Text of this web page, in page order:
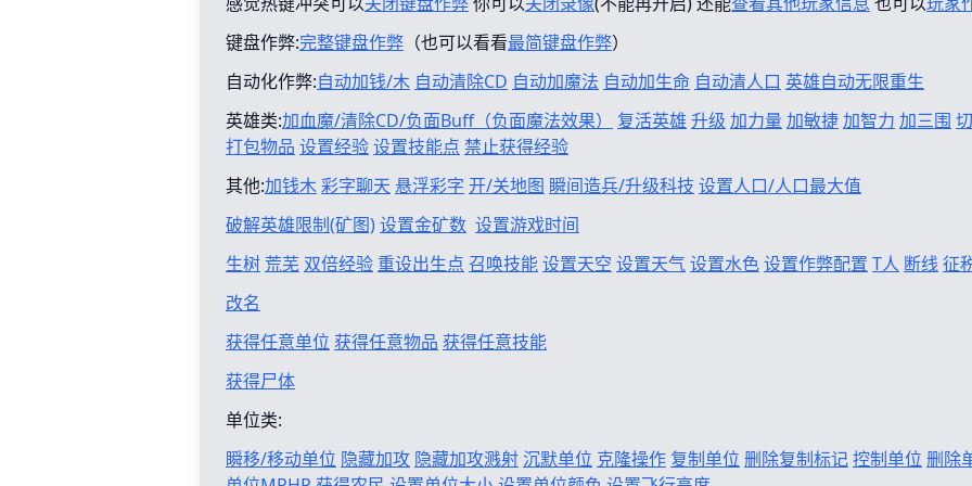
键盘作弊:完整键盘作弊 （也可以看看最简键盘作弊）
自动化作弊:自动加钱/木 自动清除CD 自动加魔法 自动加生命 自动清人口 英雄自动无限重生
英雄类:加血魔/清除CD/负面Buff（负面魔法效果） 复活英雄 升级 加力量 加敏捷加智力 加三围
打包物品 设置经验设置技能点 禁止获得经验
其他:加钱木彩字聊天 悬浮彩字 开/关地图 瞬间造兵/升级科技 设置人口/人口最大值
破解英雄限制(矿图)设置金矿数 设置游戏时间
生树 荒芜 双倍经验 重设出生点 召唤技能设置天空 设置天气设置水色设置作弊配置 T人 断线征
改名
获得任意单位 获得任意物品 获得任意技能
获得尸体
单位类:
瞬移/移动单位 隐藏加攻 隐藏加攻溅射沉默单位 克隆操作 复制单位 删除复制标记控制单位 删除